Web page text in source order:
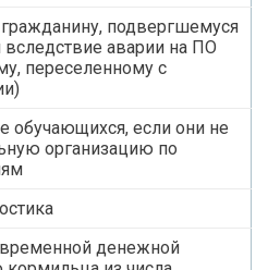
подвергшемуся
аварии на ПО
переселенному с
обучающихся, если они не
организацию по
денежной